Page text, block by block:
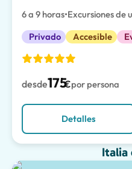
6 a 9 horas•Excursiones de
Privado
Accesible
desde175€por persona
Detalles
Italia